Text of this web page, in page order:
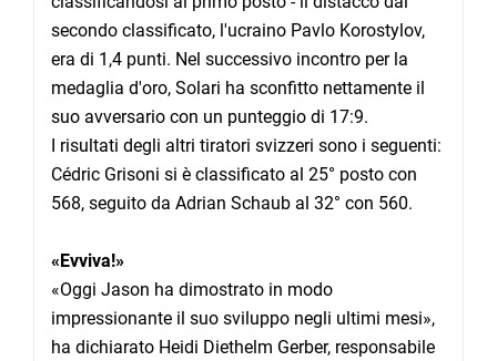
secondo classificato, l'ucraino Pavlo Korostylov,
era di 1,4 punti. Nel successivo incontro per la
medaglia d'oro, Solari ha sconfitto nettamente il
suo avversario con un punteggio di 17:9.
I risultati degli altri tiratori svizzeri sono i seguenti:
Cédric Grisoni si è classificato al 25° posto con
568, seguito da Adrian Schaub al 32° con 560.
«Evviva!»
«Oggi Jason ha dimostrato in modo
impressionante il suo sviluppo negli ultimi mesi»,
ha dichiarato Heidi Diethelm Gerber, responsabile